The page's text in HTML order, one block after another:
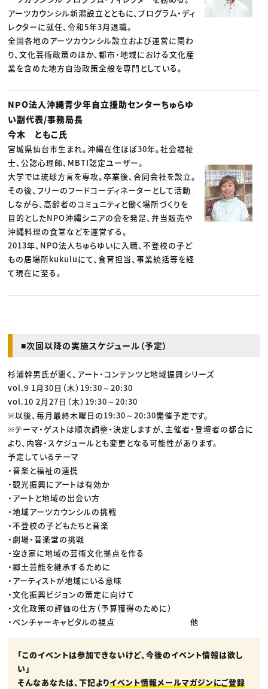
アーツカウンシル新潟設立とともに、プログラム・ディ
レクターに就任、令和5年3月退職。
全国各地のアーツカウンシル設立および運営に関わ
り、文化芸術政策のほか、都市・地域における文化産
業を含めた地方自治政策全般を専門としている。
NPO法人沖縄青少年自立援助センターちゅらゆ
い副代表/事務局長
今木 ともこ氏
宮城県仙台市生まれ。沖縄在住ほぼ30年。社会福祉
士、公認心理師、MBTI認定ユーザー。
大学では琉球方言を専攻。卒業後、合同会社を設立。
その後、フリーのフードコーディネーターとして活動
しながら、高齢者のコミュニティと働く場所づくりを
目的としたNPO沖縄シニアの会を発足、弁当販売や
沖縄料理の食堂などを運営する。
2013年、NPO法人ちゅらゆいに入職、不登校の子ど
もの居場所kukuluにて、食育担当、事業統括等を経
て現在に至る。
■次回以降の実施スケジュール（予定）
杉浦幹男氏が聞く、アート・コンテンツと地域振興シリーズ
vol.9 1月30日（木）19:30～20:30
vol.10 2月27日（木）19:30～20:30
※以後、毎月最終木曜日の19:30～20:30開催予定です。
※テーマ・ゲストは順次調整・決定しますが、主催者・登壇者の都合に
より、内容・スケジュールとも変更となる可能性があります。
予定しているテーマ
・音楽と福祉の連携
・観光振興にアートは有効か
・アートと地域の出会い方
・地域アーツカウンシルの挑戦
・不登校の子どもたちと音楽
・劇場・音楽堂の挑戦
・空き家に地域の芸術文化拠点を作る
・郷土芸能を継承するために
・アーティストが地域にいる意味
・文化振興ビジョンの策定に向けて
・文化政策の評価の仕方（予算獲得のために）
・ベンチャーキャピタルの視点 他
「このイベントは参加できないけど、今後のイベント情報は欲し
い」
そんなあなたは、下記よりイベント情報メールマガジンにご登録